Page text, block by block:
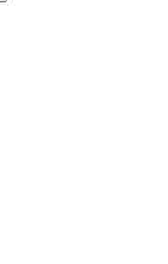
proyectos